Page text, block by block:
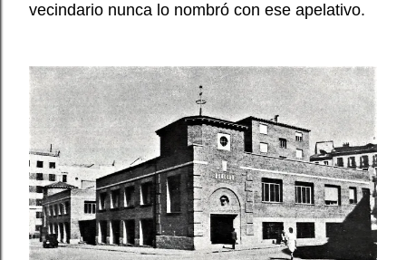
vecindario nunca lo nombró con ese apelativo.